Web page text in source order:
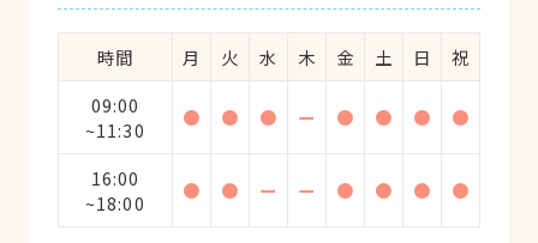
時間 月 火 水 木 金 土 日
祝
09:00
~11:30
● ● ● ー ● ● ● ●
16:00
~18:00
● ● ー ー ● ● ● ●